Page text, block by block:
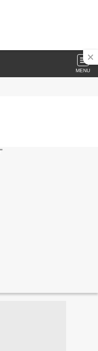
MENU